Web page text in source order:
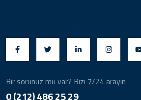
Bir sorunuz mu var? Bizi 7/24 arayın
0 (212) 486 25 29